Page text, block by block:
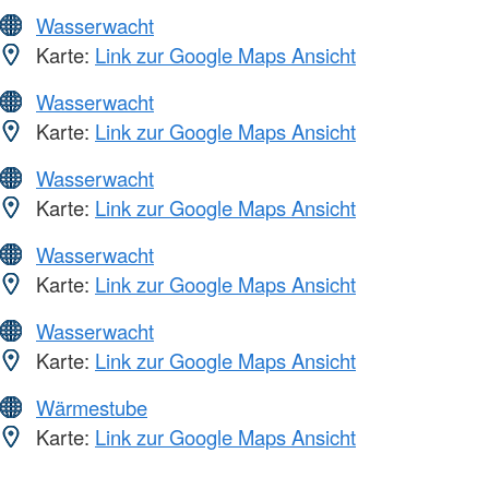
Wasserwacht
Karte: Link zur Google Maps Ansicht
Wasserwacht
Karte: Link zur Google Maps Ansicht
Wasserwacht
Karte: Link zur Google Maps Ansicht
Wasserwacht
Karte: Link zur Google Maps Ansicht
Wasserwacht
Karte: Link zur Google Maps Ansicht
Wärmestube
Karte: Link zur Google Maps Ansicht